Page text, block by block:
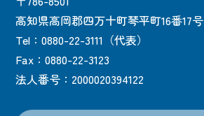
高知県高岡郡四万十町琴平町16番17号
Tel：0880-22-3111（代表）
Fax：0880-22-3123
法人番号：2000020394122